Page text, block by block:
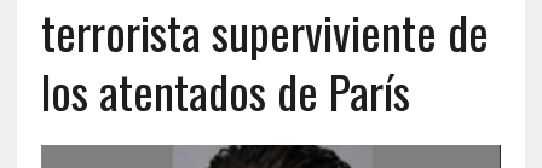
terrorista superviviente de
los atentados de París